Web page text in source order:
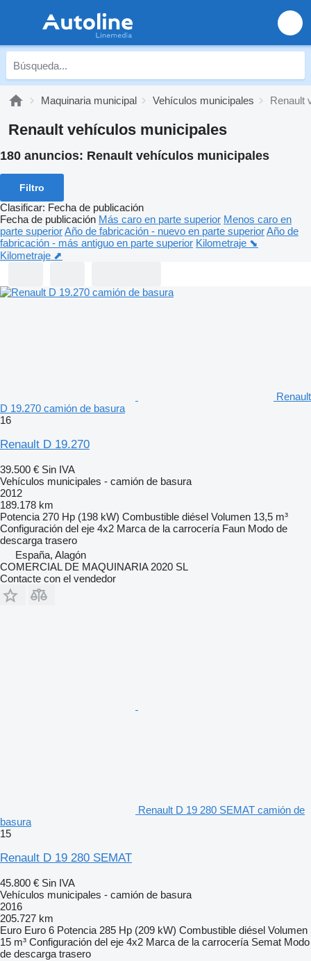
Maquinaria municipal Vehículos municipales Renault
Renault vehículos municipales
180 anuncios: Renault vehículos municipales
Filtro
Clasificar: Fecha de publicación
Fecha de publicación Más caro en parte superior Menos caro en
parte superiorAño de fabricación - nuevo en parte superiorAño de
fabricación - más antiguo en parte superior Kilometraje ⬊
Kilometraje ⬈
Renault
D 19.270 camión de basura
16
Renault D 19.270
39.500 € Sin IVA
Vehículos municipales - camión de basura
2012
189.178 km
Potencia 270 Hp (198 kW) Combustible diésel Volumen 13,5 m³
Configuración del eje 4x2 Marca de la carrocería Faun Modo de
descarga trasero
España, Alagón
COMERCIAL DE MAQUINARIA 2020 SL
Contacte con el vendedor
Renault D 19 280 SEMAT camión de
basura
15
Renault D 19 280 SEMAT
45.800 € Sin IVA
Vehículos municipales - camión de basura
2016
205.727 km
Euro Euro 6 Potencia 285 Hp (209 kW) Combustible diésel Volumen
15 m³ Configuración del eje 4x2 Marca de la carrocería Semat Modo
de descarga trasero